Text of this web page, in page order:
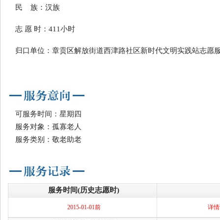
民 族：汉族
志 愿 时：411小时
归口单位：章贡区解放街道西津路社区新时代文明实践站志愿
可服务时间：星期四
服务对象：孤寡老人
服务类别：敬老助老